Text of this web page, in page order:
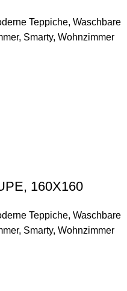
Teppiche,Waschbare
, Smarty,Wohnzimmer
160X160
Teppiche,Waschbare
, Smarty,Wohnzimmer